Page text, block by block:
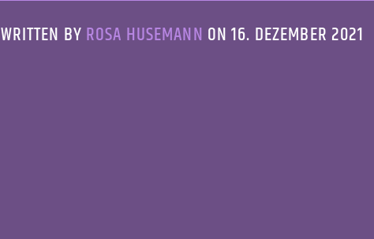
WRITTEN BY ROSA HUSEMANN ON 16. DEZEMBER 2021